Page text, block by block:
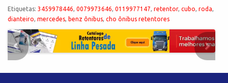
Etiquetas: 3459978446, 0079973646, 0119977147, retentor, cubo, roda,
dianteiro, mercedes, benz ônibus, cho ônibus retentores